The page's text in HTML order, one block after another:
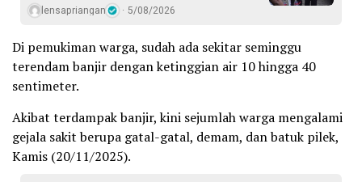
lensapriangan 5/08/2026
Di pemukiman warga, sudah ada sekitar seminggu
terendam banjir dengan ketinggian air 10 hingga 40
sentimeter.
Akibat terdampak banjir, kini sejumlah warga mengalami
gejala sakit berupa gatal-gatal, demam, dan batuk pilek,
Kamis (20/11/2025).